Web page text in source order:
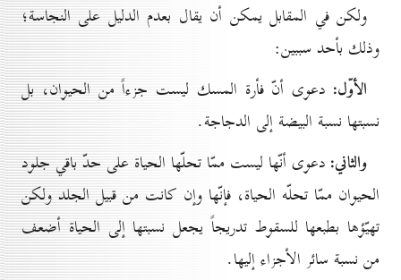
ولكن في المقابل يمكن أن يقال بعدم الدليل على النجاسة؛
وذلك بأحد سببين:
الأوّل: دعوى أنّ فأرة المسك ليست جزءاً من الحيوان، بل
نسبتها نسبة البيضة إلى الدجاجة.
والثاني: دعوى أنّها ليست ممّا تحلّها الحياة على حدّ باقي جلود
الحيوان ممّا تحلّه الحياة، فإنّها وإن كانت من قبيل الجلد ولكن
تهيّؤها بطبعها للسقوط تدريجاً يجعل نسبتها إلى الحياة أضعف
من نسبة سائر الأجزاء إليها.